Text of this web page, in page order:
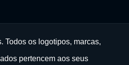
Todos os logotipos, marcas,
pertencem aos seus